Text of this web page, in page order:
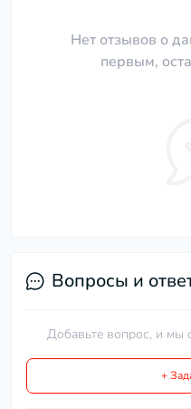
Нет отзывов о
первым,
Вопросы и
Добавьте вопрос, и мы
+